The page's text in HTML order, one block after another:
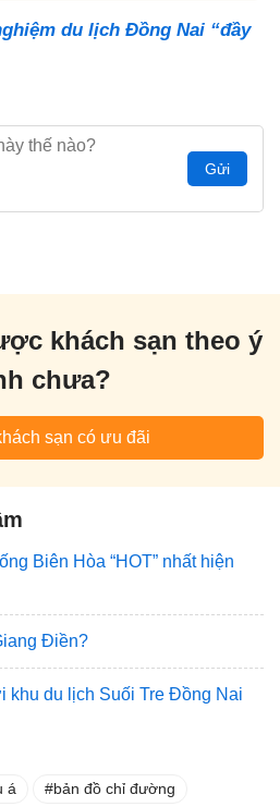
du lịch Đồng Nai “đầy
Gửi
khách sạn theo ý
chưa?
sạn có ưu đãi
Biên Hòa “HOT” nhất hiện
Điền?
khu du lịch Suối Tre Đồng Nai
á bản đồ chỉ đường